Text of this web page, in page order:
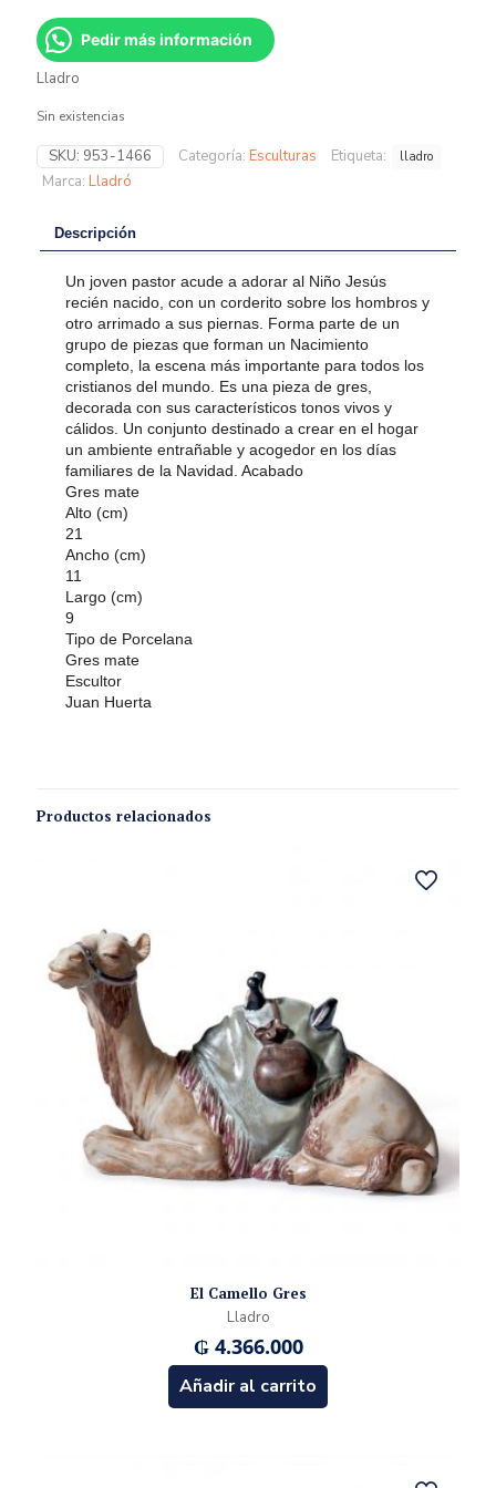
Pedir más información
Lladro
Sin existencias
SKU: 953-1466 Categoría: Esculturas Etiqueta: lladro
Marca: Lladró
Descripción
Un joven pastor acude a adorar al Niño Jesús
recién nacido, con un corderito sobre los hombros y
otro arrimado a sus piernas. Forma parte de un
grupo de piezas que forman un Nacimiento
completo, la escena más importante para todos los
cristianos del mundo. Es una pieza de gres,
decorada con sus característicos tonos vivos y
cálidos. Un conjunto destinado a crear en el hogar
un ambiente entrañable y acogedor en los días
familiares de la Navidad. Acabado
Gres mate
Alto (cm)
21
Ancho (cm)
11
Largo (cm)
9
Tipo de Porcelana
Gres mate
Escultor
Juan Huerta
Productos relacionados
El Camello Gres
Lladro
₲4.366.000
Añadir al carrito